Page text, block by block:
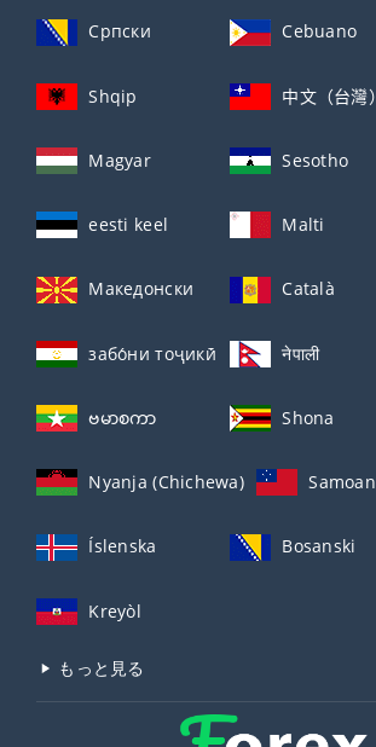
Српски Cebuano
Shqip 中文（台灣）
Magyar Sesotho
eesti keel Malti
Македонски Català
забо́ни тоҷикӣ́ नेपाली
ဗမာစကာ Shona
Nyanja (Chichewa) Samoan
Íslenska Bosanski
Kreyòl
もっと見る